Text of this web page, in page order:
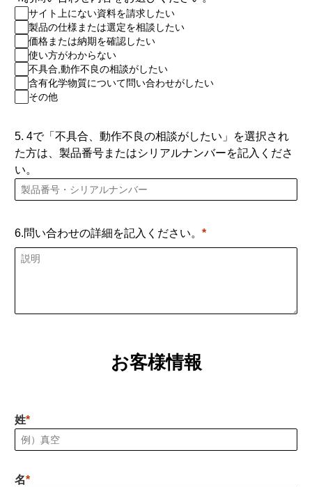
サイト上にない資料を請求したい
製品の仕様または選定を相談したい
価格または納期を確認したい
使い方がわからない
不具合,動作不良の相談がしたい
含有化学物質について問い合わせがしたい
その他
5. 4で「不具合、動作不良の相談がしたい」を選択され
た方は、製品番号またはシリアルナンバーを記入くださ
い。
6.問い合わせの詳細を記入ください。
お客様情報
姓
名